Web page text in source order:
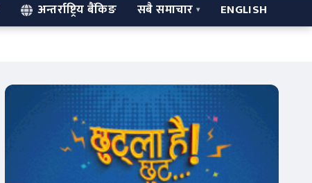
अन्तर्राष्ट्रिय बैंकिङ सबै समाचार ENGLISH